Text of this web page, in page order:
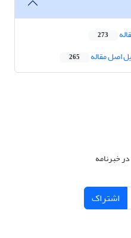
273
اصل مقاله 265
خبرنامه
اشتراک